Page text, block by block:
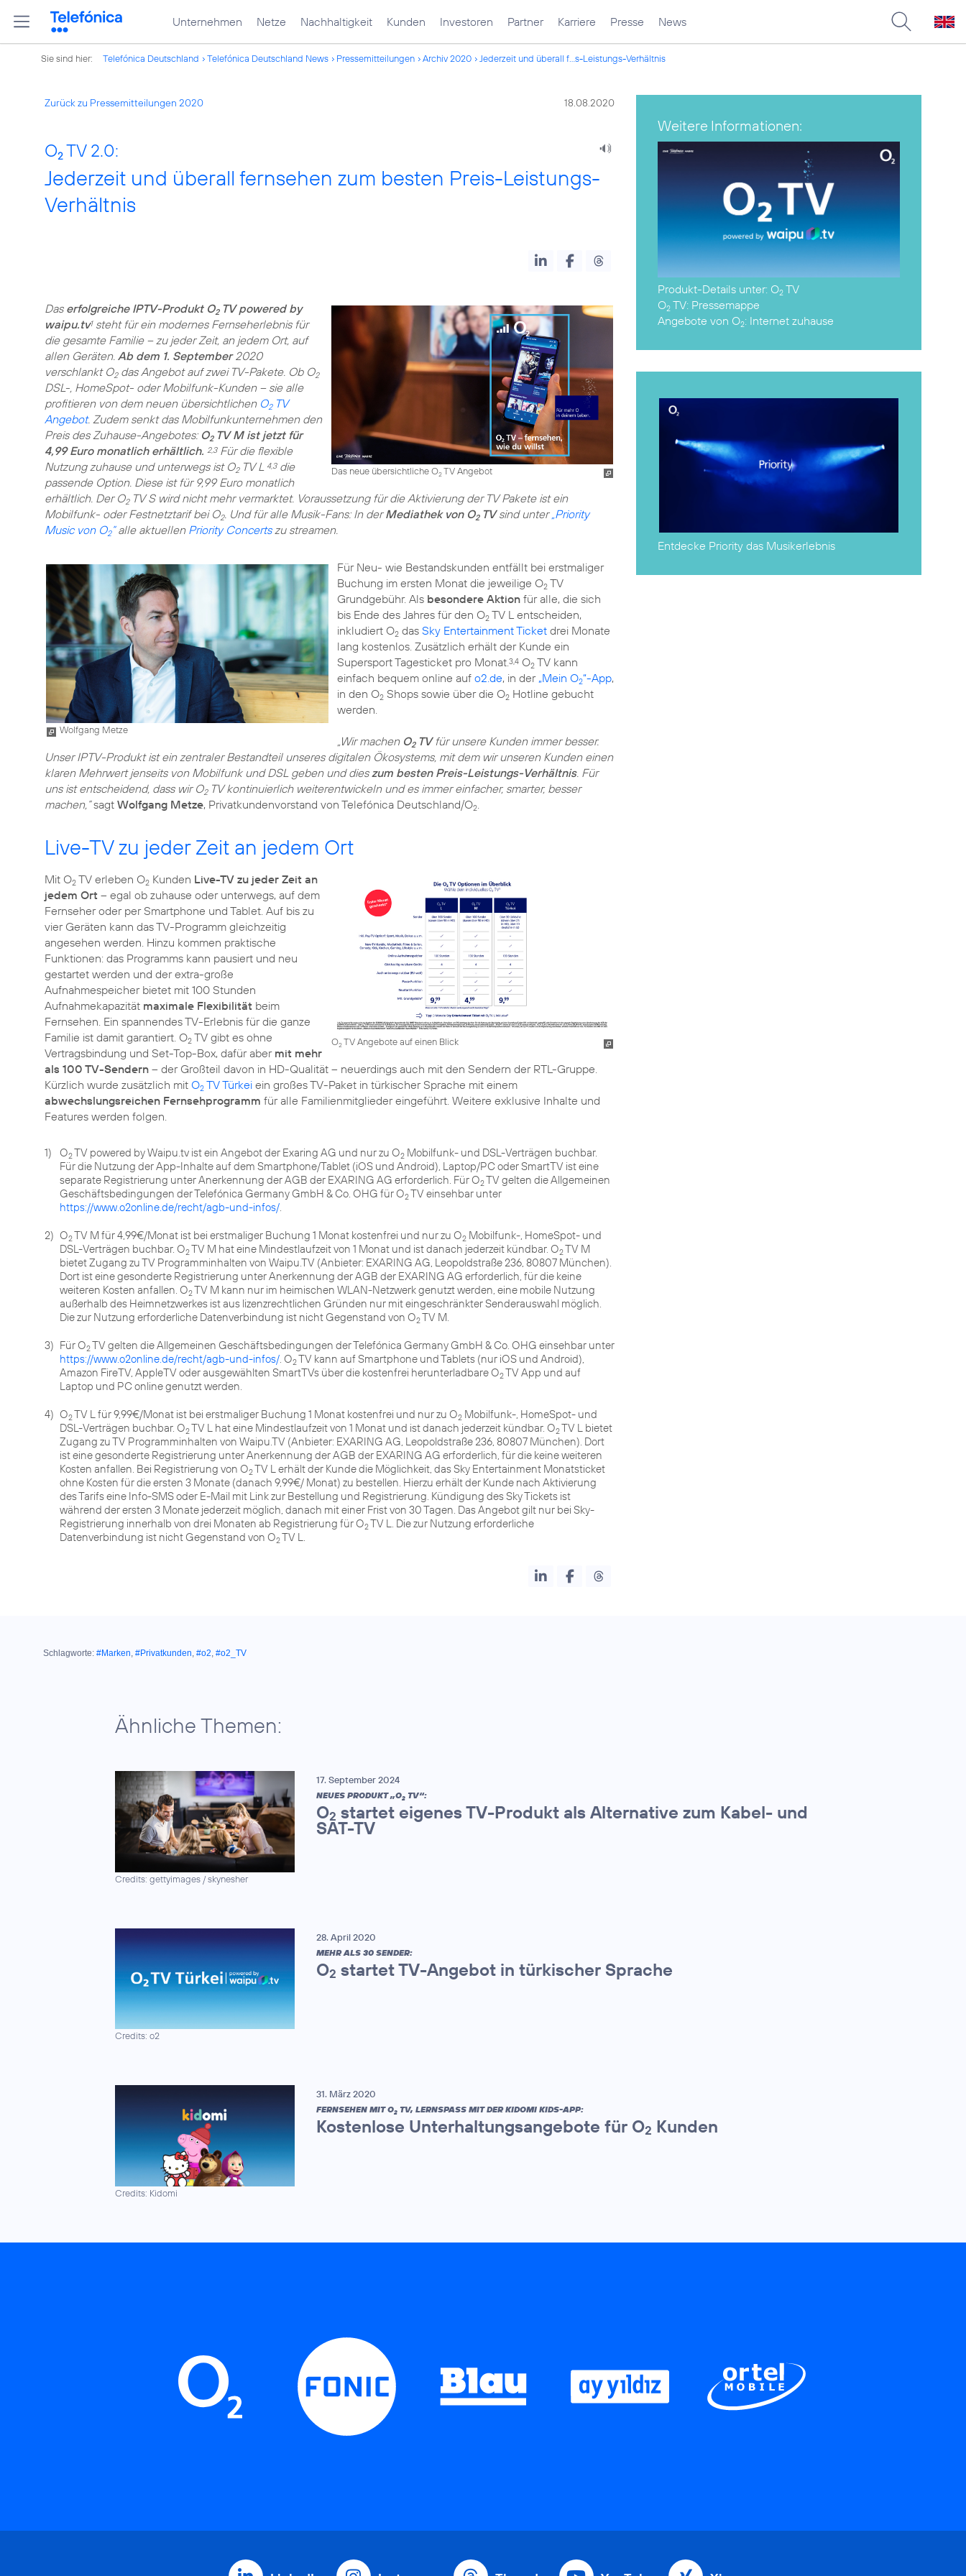
Unternehmen Netze Nachhaltigkeit Kunden Investoren Partner Karriere Presse News
Sie sind hier: Telefónica Deutschland Telefónica Deutschland News Pressemitteilungen Archiv 2020 Jederzeit und überall f...s-Leistungs-Verhältnis
Zurück zu Pressemitteilungen 2020 18.08.2020
O2 TV 2.0:
Jederzeit und überall fernsehen zum besten Preis-Leistungs-
Verhältnis
Das neue übersichtliche O2TV Angebot
Das erfolgreiche IPTV-Produkt O2TV powered by
waipu.tv1steht für ein modernes Fernseherlebnis für
die gesamte Familie – zu jeder Zeit, an jedem Ort, auf
allen Geräten. Ab dem 1. September2020
verschlankt O2das Angebot auf zwei TV-Pakete. Ob O2
DSL-, HomeSpot- oder Mobilfunk-Kunden – sie alle
profitieren von dem neuen übersichtlichen O2TV
Angebot. Zudem senkt das Mobilfunkunternehmen den
Preis des Zuhause-Angebotes: O2TV M ist jetzt für
4,99 Euro monatlich erhältlich. 2,3Für die flexible
Nutzung zuhause und unterwegs ist O2TV L 4,3die
passende Option. Diese ist für 9,99 Euro monatlich
erhältlich. Der O2TV S wird nicht mehr vermarktet. Voraussetzung für die Aktivierung der TV Pakete ist ein
Mobilfunk- oder Festnetztarif bei O2. Und für alle Musik-Fans: In derMediathek von O2TVsind unter„Priority
Music von O2“alle aktuellen Priority Concertszu streamen.
Wolfgang Metze
Für Neu- wie Bestandskunden entfällt bei erstmaliger
Buchung im ersten Monat die jeweilige O2TV
Grundgebühr. Als besondere Aktionfür alle, die sich
bis Ende des Jahres für den O2TV L entscheiden,
inkludiert O2das Sky Entertainment Ticketdrei Monate
lang kostenlos. Zusätzlich erhält der Kunde ein
Supersport Tagesticket pro Monat.3,4O2TV kann
einfach bequem online auf o2.de, in der „Mein O2“-App,
in den O2Shops sowie über die O2Hotline gebucht
werden.
„Wir machen O2TVfür unsere Kunden immer besser.
Unser IPTV-Produkt ist ein zentraler Bestandteil unseres digitalen Ökosystems, mit dem wir unseren Kunden einen
klaren Mehrwert jenseits von Mobilfunk und DSL geben und dieszum besten Preis-Leistungs-Verhältnis. Für
uns ist entscheidend, dass wir O2TV kontinuierlich weiterentwickeln und es immer einfacher, smarter, besser
machen,“sagt Wolfgang Metze, Privatkundenvorstand von Telefónica Deutschland/O2.
Live-TV zu jeder Zeit an jedem Ort
O2TV Angebote auf einen Blick
Mit O2 TV erleben O2 Kunden Live-TV zu jeder Zeit an
jedem Ort – egal ob zuhause oder unterwegs, auf dem
Fernseher oder per Smartphone und Tablet. Auf bis zu
vier Geräten kann das TV-Programm gleichzeitig
angesehen werden. Hinzu kommen praktische
Funktionen: das Programms kann pausiert und neu
gestartet werden und der extra-große
Aufnahmespeicher bietet mit 100 Stunden
Aufnahmekapazität maximale Flexibilität beim
Fernsehen. Ein spannendes TV-Erlebnis für die ganze
Familie ist damit garantiert. O2 TV gibt es ohne
Vertragsbindung und Set-Top-Box, dafür aber mit mehr
als 100 TV-Sendern – der Großteil davon in HD-Qualität – neuerdings auch mit den Sendern der RTL-Gruppe.
Kürzlich wurde zusätzlich mit O2 TV Türkei ein großes TV-Paket in türkischer Sprache mit einem
abwechslungsreichen Fernsehprogramm für alle Familienmitglieder eingeführt. Weitere exklusive Inhalte und
Features werden folgen.
1) O2TV powered by Waipu.tv ist ein Angebot der Exaring AG und nur zu O2 Mobilfunk- und DSL-Verträgen buchbar.
Für die Nutzung der App-Inhalte auf dem Smartphone/Tablet (iOS und Android), Laptop/PC oder SmartTV ist eine
separate Registrierung unter Anerkennung der AGB der EXARING AG erforderlich. Für O2TV gelten die Allgemeinen
Geschäftsbedingungen der Telefónica Germany GmbH & Co. OHG für O2TV einsehbar unter
https://www.o2online.de/recht/agb-und-infos/.
2) O2TV M für 4,99€/Monat ist bei erstmaliger Buchung 1 Monat kostenfrei und nur zu O2 Mobilfunk-, HomeSpot- und
DSL-Verträgen buchbar. O2TV M hat eine Mindestlaufzeit von 1 Monat und ist danach jederzeit kündbar. O2TV M
bietet Zugang zu TV Programminhalten von Waipu.TV (Anbieter: EXARING AG, Leopoldstraße 236, 80807 München).
Dort ist eine gesonderte Registrierung unter Anerkennung der AGB der EXARING AG erforderlich, für die keine
weiteren Kosten anfallen. O2TV M kann nur im heimischen WLAN-Netzwerk genutzt werden, eine mobile Nutzung
außerhalb des Heimnetzwerkes ist aus lizenzrechtlichen Gründen nur mit eingeschränkter Senderauswahl möglich.
Die zur Nutzung erforderliche Datenverbindung ist nicht Gegenstand von O2TV M.
3) Für O2TV gelten die Allgemeinen Geschäftsbedingungen der Telefónica Germany GmbH & Co. OHG einsehbar unter
https://www.o2online.de/recht/agb-und-infos/. O2TV kann auf Smartphone und Tablets (nur iOS und Android),
Amazon FireTV, AppleTV oder ausgewählten SmartTVs über die kostenfrei herunterladbare O2TV App und auf
Laptop und PC online genutzt werden.
4) O2TV L für 9,99€/Monat ist bei erstmaliger Buchung 1 Monat kostenfrei und nur zu O2 Mobilfunk-, HomeSpot- und
DSL-Verträgen buchbar. O2TV L hat eine Mindestlaufzeit von 1 Monat und ist danach jederzeit kündbar. O2TV L bietet
Zugang zu TV Programminhalten von Waipu.TV (Anbieter: EXARING AG, Leopoldstraße 236, 80807 München). Dort
ist eine gesonderte Registrierung unter Anerkennung der AGB der EXARING AG erforderlich, für die keine weiteren
Kosten anfallen. Bei Registrierung von O2TV L erhält der Kunde die Möglichkeit, das Sky Entertainment Monatsticket
ohne Kosten für die ersten 3 Monate (danach 9,99€/ Monat) zu bestellen. Hierzu erhält der Kunde nach Aktivierung
des Tarifs eine Info-SMS oder E-Mail mit Link zur Bestellung und Registrierung. Kündigung des Sky Tickets ist
während der ersten 3 Monate jederzeit möglich, danach mit einer Frist von 30 Tagen. Das Angebot gilt nur bei Sky-
Registrierung innerhalb von drei Monaten ab Registrierung für O2TV L. Die zur Nutzung erforderliche
Datenverbindung ist nicht Gegenstand von O2TV L.
Weitere Informationen:
Produkt-Details unter: O2 TV
O2 TV: Pressemappe
Angebote von O2: Internet zuhause
Entdecke Priority das Musikerlebnis
Schlagworte: #Marken, #Privatkunden, #o2, #o2_TV
Ähnliche Themen:
Credits: gettyimages / skynesher
17. September 2024
NEUES PRODUKT „O2 TV“:
O2 startet eigenes TV-Produkt als Alternative zum Kabel- und
SAT-TV
Credits: o2
28. April 2020
MEHR ALS 30 SENDER:
O2 startet TV-Angebot in türkischer Sprache
Credits: Kidomi
31. März 2020
FERNSEHEN MIT O2 TV, LERNSPASS MIT DER KIDOMI KIDS-APP:
Kostenlose Unterhaltungsangebote für O2 Kunden